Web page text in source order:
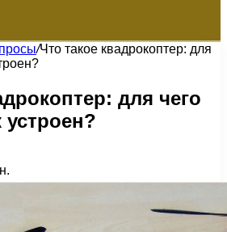
/Что такое квадрокоптер: для
для чего
устроен?